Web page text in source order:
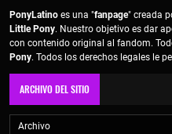
PonyLatino es una "fanpage" creada
Little Pony. Nuestro objetivo es dar
con contenido original al fandom.
Pony. Todos los derechos legales le
ARCHIVO DEL SITIO